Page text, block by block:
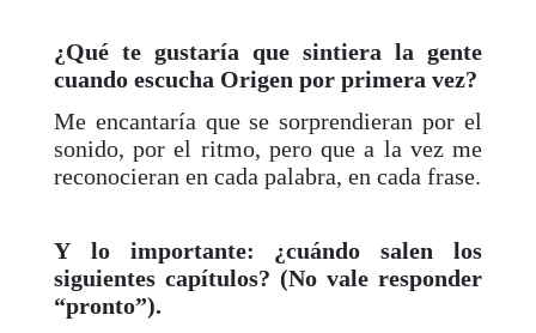
¿Qué te gustaría que sintiera la gente
cuando escucha Origen por primera vez?
Me encantaría que se sorprendieran por el
sonido, por el ritmo, pero que a la vez me
reconocieran en cada palabra, en cada frase.
Y lo importante: ¿cuándo salen los
siguientes capítulos? (No vale responder
“pronto”).